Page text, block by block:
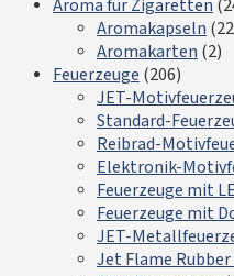
Aroma für Zigaretten
Aromakapseln
Aromakarten (2)
Feuerzeuge (206)
JET-
Standard-
Reibrad-
Elektronik-
Feuerzeuge mit
Feuerzeuge mit
JET-
Jet Flame Rubber